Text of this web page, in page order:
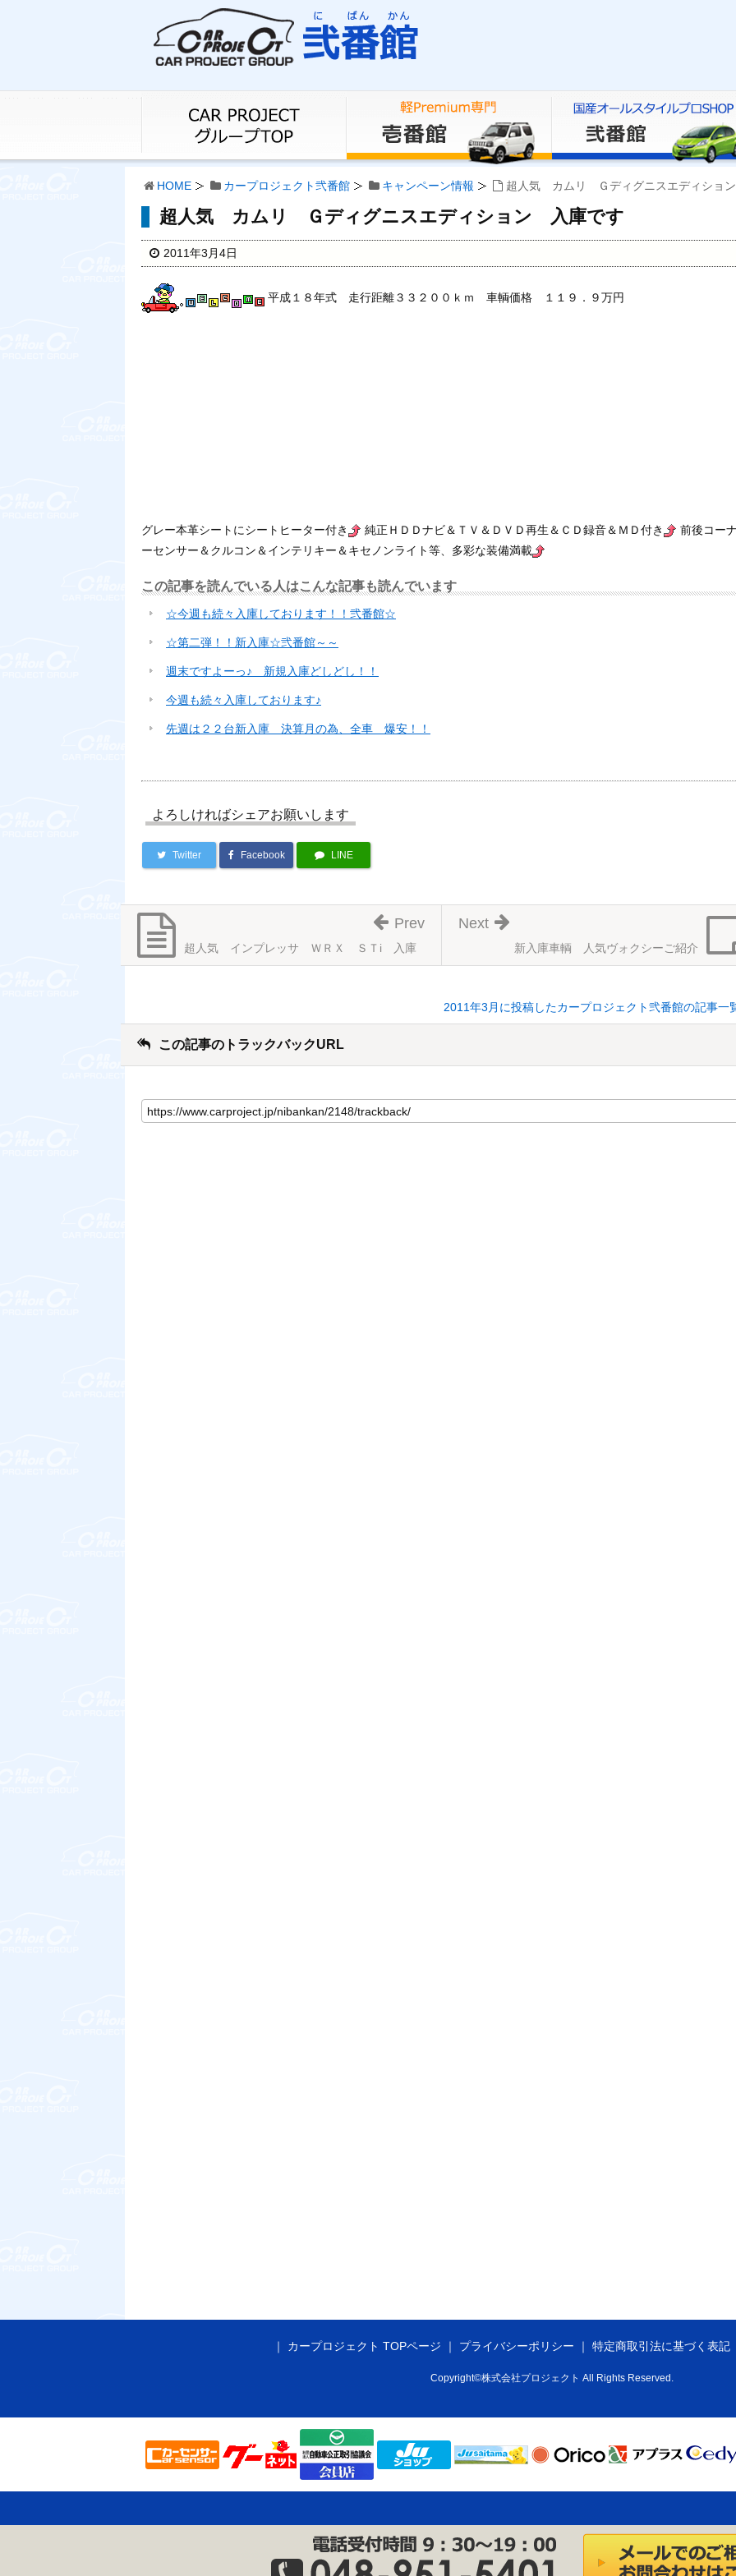
HOME カープロジェクト弐番館 キャンペーン情報 超人気 カムリ Ｇディグニスエディショ
超人気 カムリ Ｇディグニスエディション 入庫です
2011年3月4日
平成１８年式 走行距離３３２００ｋｍ 車輌価格 １１９．９万円
グレー本革シートにシートヒーター付き 純正ＨＤＤナビ＆ＴＶ＆ＤＶＤ再生＆ＣＤ録音＆ＭＤ付き
前後コー
ーセンサー＆クルコン＆インテリキー＆キセノンライト等、多彩な装備満載
この記事を読んでいる人はこんな記事も読んでいます
☆今週も続々入庫しております！！弐番館☆
☆第二弾！！新入庫☆弐番館～～
週末ですよーっ♪ 新規入庫どしどし！！
今週も続々入庫しております♪
先週は２２台新入庫 決算月の為、全車 爆安！！
よろしければシェアお願いします
Twitter Facebook LINE
新入庫車輌 人気ヴォクシーご紹介
Next
超人気 インプレッサ ＷＲＸ ＳＴi 入庫
Prev
2011年3月に投稿したカープロジェクト弐番館の記事一
この記事のトラックバックURL
カープロジェクト TOPページ プライバシーポリシー 特定商取引法に基づく表記
Copyright©株式会社プロジェクト All Rights Reserved.